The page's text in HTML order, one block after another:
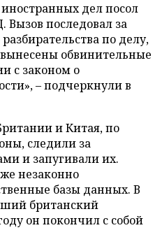
дел посол
последовал за
по делу,
обвинительные
с законом о
– подчеркнули в
и Китая, по
следили за
и запугивали их.
незаконно
базы данных. В
британский
он покончил с собой